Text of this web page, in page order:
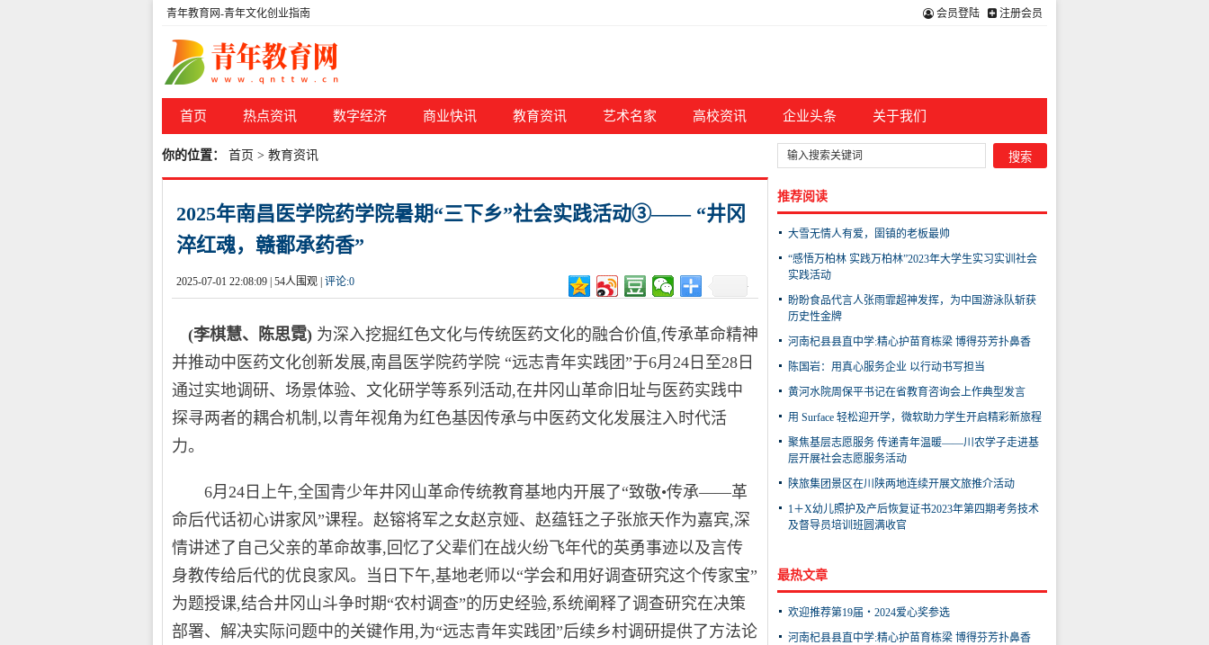
会员登陆 注册会员
青年教育网-青年文化创业指南
首页 热点资讯 数字经济 商业快讯 教育资讯 艺术名家 高校资讯 企业头条 关于我们
你的位置： 首页 > 教育资讯
2025年南昌医学院药学院暑期“三下乡”社会实践活动③—— “井冈
淬红魂，赣鄱承药香”
2025-07-01 22:08:09 | 54人围观 | 评论:0
(李棋慧、陈思霓) 为深入挖掘红色文化与传统医药文化的融合价值,传承革命精神
并推动中医药文化创新发展,南昌医学院药学院 “远志青年实践团”于6月24日至28日
通过实地调研、场景体验、文化研学等系列活动,在井冈山革命旧址与医药实践中
探寻两者的耦合机制,以青年视角为红色基因传承与中医药文化发展注入时代活
力。
6月24日上午,全国青少年井冈山革命传统教育基地内开展了“致敬•传承——革
命后代话初心讲家风”课程。赵镕将军之女赵京娅、赵蕴钰之子张旅天作为嘉宾,深
情讲述了自己父亲的革命故事,回忆了父辈们在战火纷飞年代的英勇事迹以及言传
身教传给后代的优良家风。当日下午,基地老师以“学会和用好调查研究这个传家宝”
为题授课,结合井冈山斗争时期“农村调查”的历史经验,系统阐释了调查研究在决策
部署、解决实际问题中的关键作用,为“远志青年实践团”后续乡村调研提供了方法论
推荐阅读
大雪无情人有爱，圉镇的老板最帅
“感悟万柏林 实践万柏林”2023年大学生实习实训社会
实践活动
盼盼食品代言人张雨霏超神发挥，为中国游泳队斩获
历史性金牌
河南杞县县直中学:精心护苗育栋梁 博得芬芳扑鼻香
陈国岩：用真心服务企业 以行动书写担当
黄河水院周保平书记在省教育咨询会上作典型发言
用 Surface 轻松迎开学，微软助力学生开启精彩新旅程
聚焦基层志愿服务 传递青年温暖——川农学子走进基
层开展社会志愿服务活动
陕旅集团景区在川陕两地连续开展文旅推介活动
1＋X幼儿照护及产后恢复证书2023年第四期考务技术
及督导员培训班圆满收官
最热文章
欢迎推荐第19届‧2024爱心奖参选
河南杞县县直中学:精心护苗育栋梁 博得芬芳扑鼻香